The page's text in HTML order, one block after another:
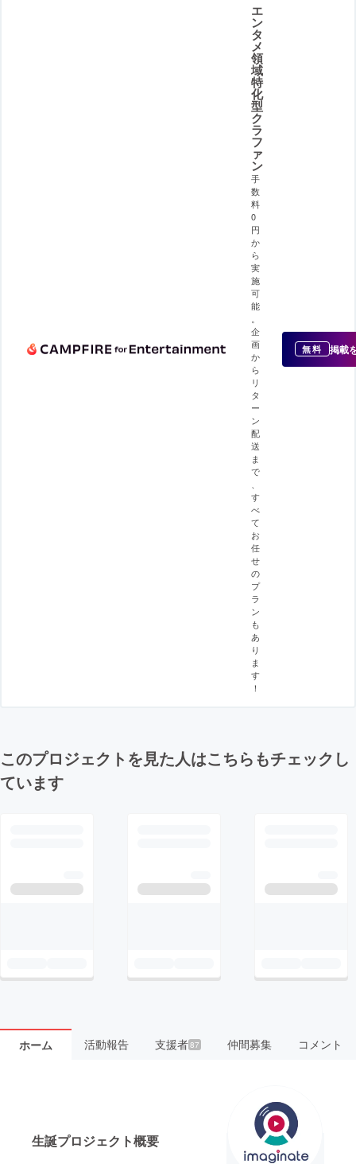
エ
ン
タ
メ
領
域
特
化
型
ク
ラ
フ
ァ
ン
手
数
料
0
円
か
ら
実
施
可
能
企
画
か
ら
リ
タ
ー
ン
配
送
ま
で
す
べ
て
お
任
せ
の
プ
ラ
ン
も
あ
り
ま
す
！
無料 掲載
このプロジェクトを見た人はこちらもチェックし
ています
ホーム 活動報告 支援者87 仲間募集 コメント
生誕プロジェクト概要